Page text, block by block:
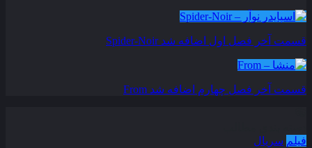
قسمت آخر فصل اول اضافه شد Spider-Noir
قسمت آخر فصل چهارم اضافه شد From
فیلم سریال